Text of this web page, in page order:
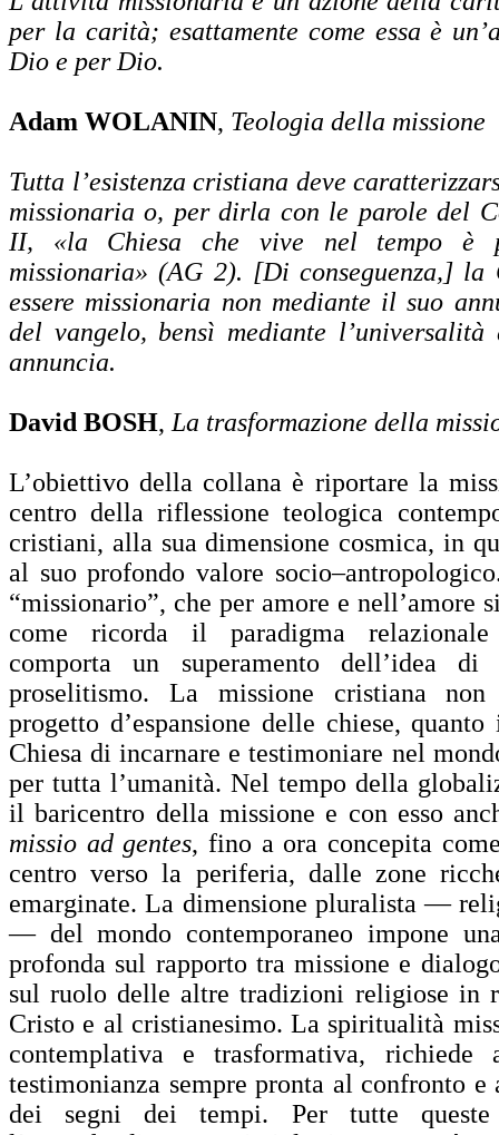
per la carità; esattamente come essa è
Dio e per Dio.
Adam WOLANIN, Teologia della missione
Tutta l’esistenza cristiana deve
missionaria o, per dirla con le parole del
II, «la Chiesa che vive nel tempo è
missionaria» (AG 2). [Di conseguenza,] la
essere missionaria non mediante il suo
del vangelo, bensì mediante l’universalità
annuncia.
David BOSH, La trasformazione della
L’obiettivo della collana è riportare la
centro della riflessione teologica
cristiani, alla sua dimensione cosmica, in
al suo profondo valore
“missionario”, che per amore e nell’amore
come ricorda il paradigma
comporta un superamento dell’idea di
proselitismo. La missione cristiana non
progetto d’espansione delle chiese,
Chiesa di incarnare e testimoniare nel
per tutta l’umanità. Nel tempo della
il baricentro della missione e con esso
missio ad gentes, fino a ora concepita
centro verso la periferia, dalle zone
emarginate. La dimensione pluralista —
— del mondo contemporaneo impone
profonda sul rapporto tra missione e
sul ruolo delle altre tradizioni religiose in
Cristo e al cristianesimo. La spiritualità
contemplativa e trasformativa,
testimonianza sempre pronta al confronto e
dei segni dei tempi. Per tutte queste